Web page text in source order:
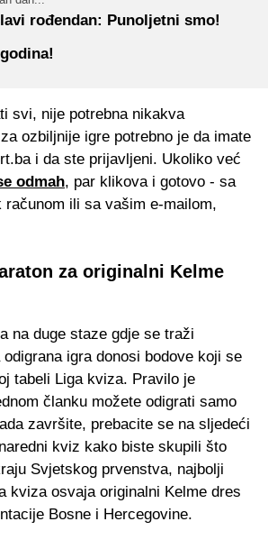
rođendan: Punoljetni smo!
svi, nije potrebna nikakva
ozbiljnije igre potrebno je da imate
i da ste prijavljeni. Ukoliko već
odmah, par klikova i gotovo - sa
računom ili sa vašim e-mailom,
za originalni Kelme
na duge staze gdje se traži
igra donosi bodove koji se
tabeli Liga kviza. Pravilo je
članku možete odigrati samo
završite, prebacite se na sljedeći
kviz kako biste skupili što
Svjetskog prvenstva, najbolji
kviza osvaja originalni Kelme dres
Bosne i Hercegovine.